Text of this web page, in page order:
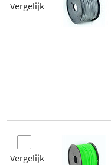
Vergelijk
Vergelijk